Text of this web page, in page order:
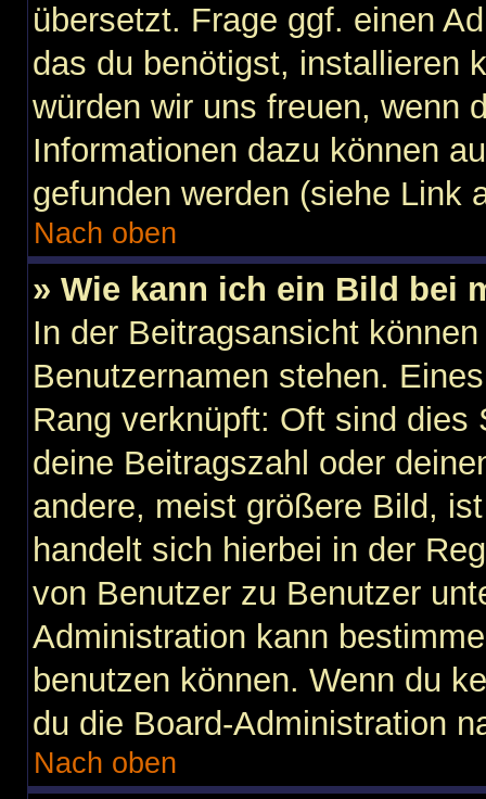
übersetzt. Frage ggf. einen
das du benötigst, installieren
würden wir uns freuen, wenn
Informationen dazu können
gefunden werden (siehe Link
Nach oben
» Wie kann ich ein Bild bei
In der Beitragsansicht
Benutzernamen stehen.
Rang verknüpft: Oft sind
deine Beitragszahl oder
andere, meist größere Bild,
handelt sich hierbei in der
von Benutzer zu Benutzer
Administration kann
benutzen können. Wenn du
du die Board-Administration
Nach oben